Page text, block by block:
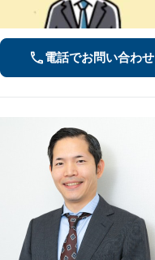
電話でお問い合わせ